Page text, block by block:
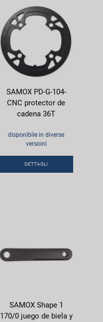
SAMOX PD-G-104-
CNC protector de
cadena 36T
disponibile in diverse
versioni
DETTAGLI
SAMOX Shape 1
170/0 juego de biela y